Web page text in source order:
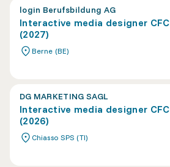
login Berufsbildung AG
Interactive media designer CFC
(2027)
Berne (BE)
DG MARKETING SAGL
Interactive media designer CFC
(2026)
Chiasso SPS (TI)